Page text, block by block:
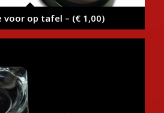
voor op tafel – (€ 1,00)